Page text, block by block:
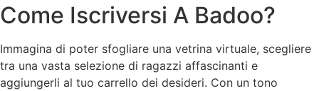
Come Iscriversi A Badoo?
Immagina di poter sfogliare una vetrina virtuale, scegliere
tra una vasta selezione di ragazzi affascinanti e
aggiungerli al tuo carrello dei desideri. Con un tono